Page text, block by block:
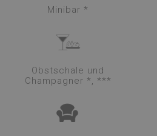
Minibar *
Obstschale und
Champagner *, ***